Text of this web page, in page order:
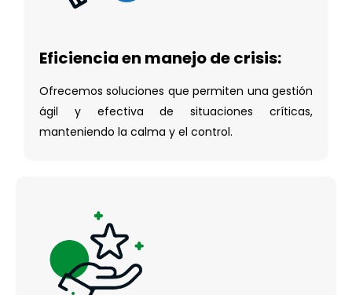
Eficiencia en manejo de crisis:
Ofrecemos soluciones que permiten una gestión
ágil y efectiva de situaciones críticas,
manteniendo la calma y el control.